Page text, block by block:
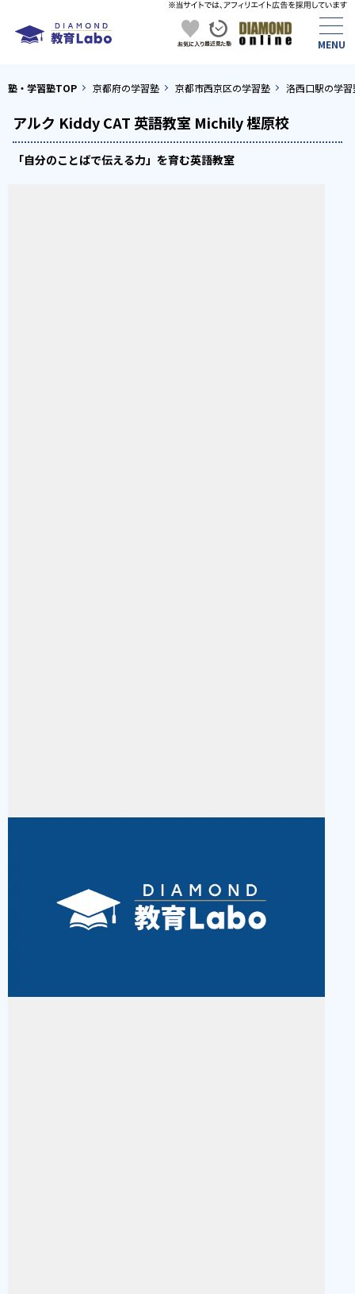
塾・学習塾TOP 京都府の学習塾 京都市西京区の学習塾 洛西口駅の学習
アルク Kiddy CAT 英語教室 Michily 樫原校
「自分のことばで伝える力」を育む英語教室